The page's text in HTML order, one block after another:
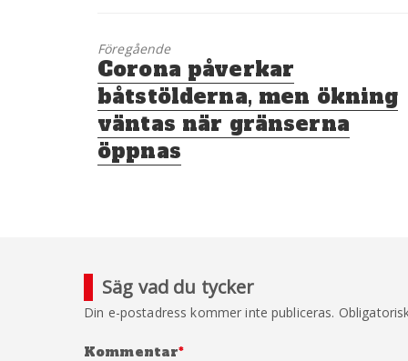
Föregående
Föregående
inlägg:
Corona påverkar
båtstölderna, men ökning
väntas när gränserna
öppnas
Säg vad du tycker
Din e-postadress kommer inte publiceras.
Kommentar*